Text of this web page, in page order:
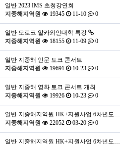
일반 2023 IMS 초청강연회
지중해지역원
19345 11-10 0
일반 모로코 알카와인대학 특강
지중해지역원
18155 11-09 0
일반 지중해 인문 토크 콘서트
지중해지역원
19691 10-23 0
일반 지중해 영화 토크 콘서트 개최
지중해지역원
19926 10-23 0
일반 지중해지역원 HK+지원사업 6차년도…
지중해지역원
22052 03-20 0
일반 지중해지역원 HK+지원사업 6차년도…